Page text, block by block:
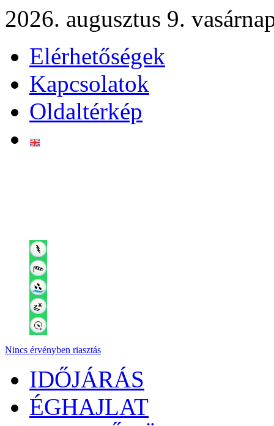
2026. augusztus 9.
Elérhetőségek
Kapcsolatok
Oldaltérkép
Nincs érvényben riasztás
IDŐJÁRÁS
ÉGHAJLAT